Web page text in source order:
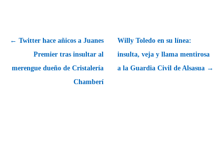
← Twitter hace añicos a Juanes
Premier tras insultar al
merengue dueño de Cristalería
Chamberí
Willy Toledo en su línea:
insulta, veja y llama mentirosa
a la Guardia Civil de Alsasua →